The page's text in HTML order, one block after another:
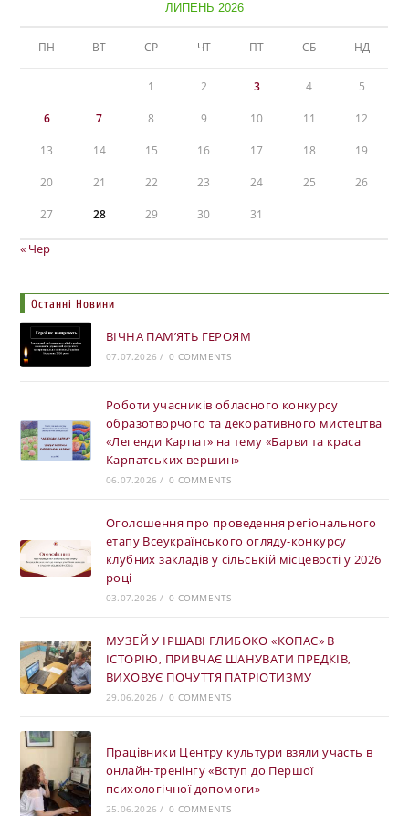
ЛИПЕНЬ 2026
ПН ВТ СР ЧТ ПТ СБ НД
1 2 3 4 5
6 7 8 9 10 11 12
13 14 15 16 17 18 19
20 21 22 23 24 25 26
27 28 29 30 31
« Чер
Останні Новини
ВІЧНА ПАМ’ЯТЬ ГЕРОЯМ
07.07.2026 / 0 COMMENTS
Роботи учасників обласного конкурсу
образотворчого та декоративного мистецтва
«Легенди Карпат» на тему «Барви та краса
Карпатських вершин»
06.07.2026 / 0 COMMENTS
Оголошення про проведення регіонального
етапу Всеукраїнського огляду-конкурсу
клубних закладів у сільській місцевості у 2026
році
03.07.2026 / 0 COMMENTS
МУЗЕЙ У ІРШАВІ ГЛИБОКО «КОПАЄ» В
ІСТОРІЮ, ПРИВЧАЄ ШАНУВАТИ ПРЕДКІВ,
ВИХОВУЄ ПОЧУТТЯ ПАТРІОТИЗМУ
29.06.2026 / 0 COMMENTS
Працівники Центру культури взяли участь в
онлайн-тренінгу «Вступ до Першої
психологічної допомоги»
25.06.2026 / 0 COMMENTS